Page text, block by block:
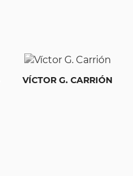
VÍCTOR G. CARRIÓN